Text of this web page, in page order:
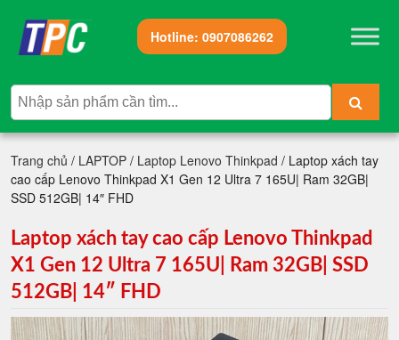
Hotline: 0907086262
Trang chủ / LAPTOP / Laptop Lenovo Thinkpad / Laptop xách tay
cao cấp Lenovo Thinkpad X1 Gen 12 Ultra 7 165U| Ram 32GB|
SSD 512GB| 14″ FHD
Laptop xách tay cao cấp Lenovo Thinkpad
X1 Gen 12 Ultra 7 165U| Ram 32GB| SSD
512GB| 14″ FHD